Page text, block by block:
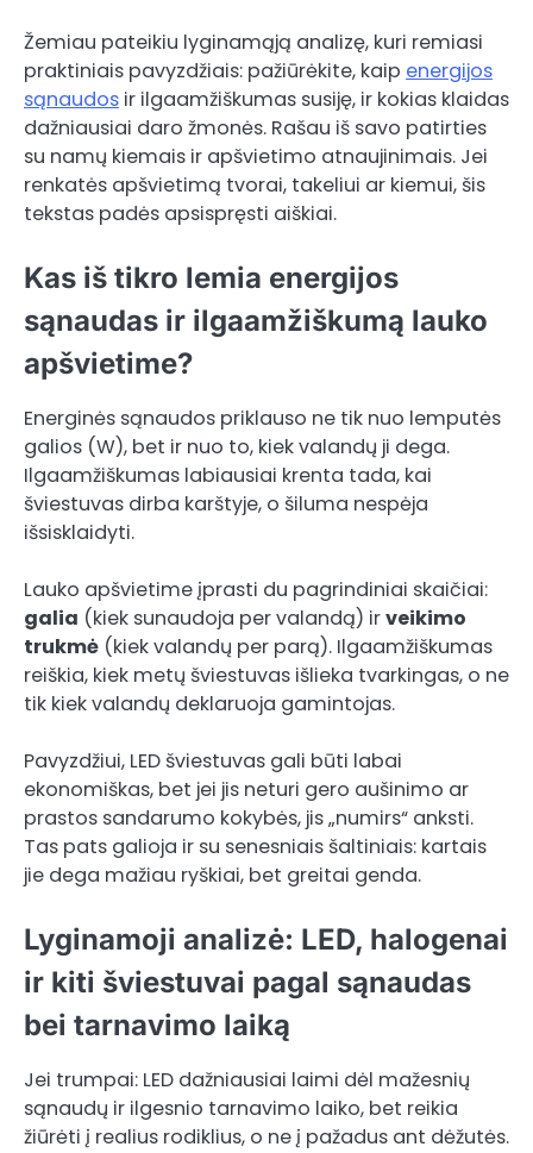
Žemiau pateikiu lyginamąją analizę, kuri remiasi
praktiniais pavyzdžiais: pažiūrėkite, kaip energijos
sąnaudos ir ilgaamžiškumas susiję, ir kokias klaidas
dažniausiai daro žmonės. Rašau iš savo patirties
su namų kiemais ir apšvietimo atnaujinimais. Jei
renkatės apšvietimą tvorai, takeliui ar kiemui, šis
tekstas padės apsispręsti aiškiai.
Kas iš tikro lemia energijos
sąnaudas ir ilgaamžiškumą lauko
apšvietime?
Energinės sąnaudos priklauso ne tik nuo lemputės
galios (W), bet ir nuo to, kiek valandų ji dega.
Ilgaamžiškumas labiausiai krenta tada, kai
šviestuvas dirba karštyje, o šiluma nespėja
išsisklaidyti.
Lauko apšvietime įprasti du pagrindiniai skaičiai:
galia (kiek sunaudoja per valandą) irveikimo
trukmė (kiek valandų per parą). Ilgaamžiškumas
reiškia, kiek metų šviestuvas išlieka tvarkingas, o ne
tik kiek valandų deklaruoja gamintojas.
Pavyzdžiui, LED šviestuvas gali būti labai
ekonomiškas, bet jei jis neturi gero aušinimo ar
prastos sandarumo kokybės, jis „numirs“ anksti.
Tas pats galioja ir su senesniais šaltiniais: kartais
jie dega mažiau ryškiai, bet greitai genda.
Lyginamoji analizė: LED, halogenai
ir kiti šviestuvai pagal sąnaudas
bei tarnavimo laiką
Jei trumpai: LED dažniausiai laimi dėl mažesnių
sąnaudų ir ilgesnio tarnavimo laiko, bet reikia
žiūrėti į realius rodiklius, o ne į pažadus ant dėžutės.